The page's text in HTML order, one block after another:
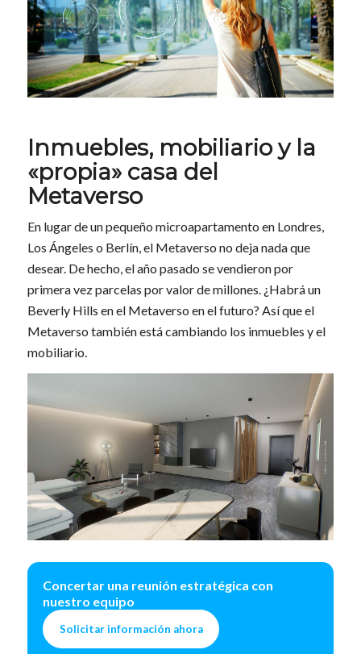
Inmuebles, mobiliario y la
«propia» casa del
Metaverso
En lugar de un pequeño microapartamento en Londres,
Los Ángeles o Berlín, el Metaverso no deja nada que
desear. De hecho, el año pasado se vendieron por
primera vez parcelas por valor de millones. ¿Habrá un
Beverly Hills en el Metaverso en el futuro? Así que el
Metaverso también está cambiando los inmuebles y el
mobiliario.
Concertar una reunión estratégica con
nuestro equipo
Solicitar información ahora